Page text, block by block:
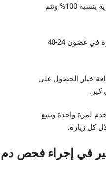
بياناتك الصحية سرية بنسبة 100% وتتم
معظم النتائج تكون جاهزة في غضون 24-48
خيار الحصول على
كير.
لمرة واحدة ونتبع
كل زيارة.
في إجراء فحص دم